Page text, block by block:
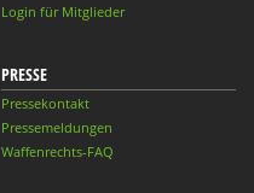
Login für Mitglieder
PRESSE
Pressekontakt
Pressemeldungen
Waffenrechts-FAQ